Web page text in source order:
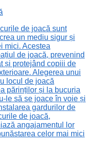
de joacă sunt
un mediu sigur și
mici. Acestea
de joacă, prevenind
și protejând copiii de
Alegerea unui
locul de joacă
părinților și la bucuria
le să se joace în voie și
gardurilor de
de joacă,
angajamentul lor
celor mai mici